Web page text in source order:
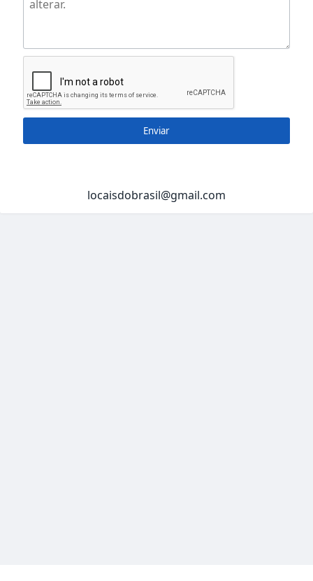
Enviar
locaisdobrasil@gmail.com